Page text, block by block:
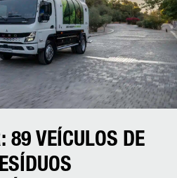
89 VEÍCULOS DE